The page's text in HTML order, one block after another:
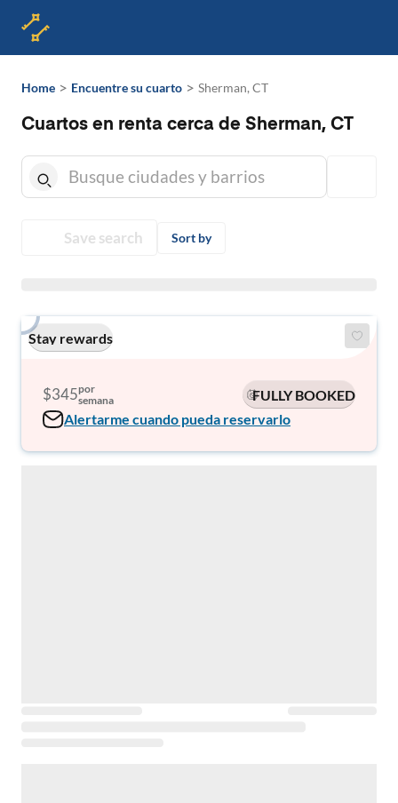
Home > Encuentre su cuarto > Sherman, CT
Cuartos en renta cerca de Sherman, CT
Save search Sort by
Stay rewards
$345por
semana
FULLY BOOKED
Alertarme cuando pueda reservarlo